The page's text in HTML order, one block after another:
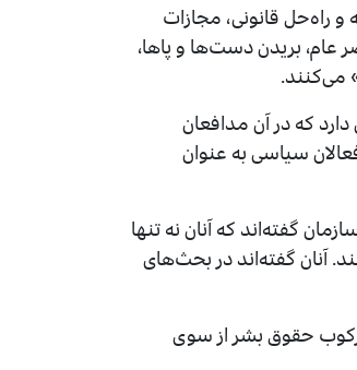
راه‌حل قانونی، مجازات
عام، بریدن دست‌ها و پاها،
می‌کنند.
که در آن مدافعان
سیاسی به عنوان
گفته‌اند که آنان نه تنها
آنان گفته‌اند در بحث‌های
حقوق بشر از سوی